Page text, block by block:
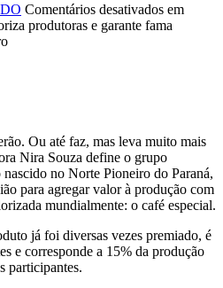
Comentários desativados em
produtoras e garante fama
Ou até faz, mas leva muito mais
Nira Souza define o grupo
no Norte Pioneiro do Paraná,
para agregar valor à produção com
mundialmente: o café especial.
já foi diversas vezes premiado, é
e corresponde a 15% da produção
participantes.